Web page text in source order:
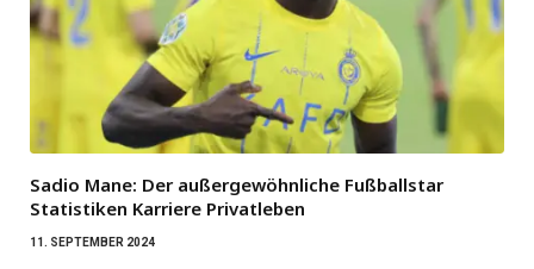
Sadio Mane: Der außergewöhnliche Fußballstar
Statistiken Karriere Privatleben
11. SEPTEMBER 2024